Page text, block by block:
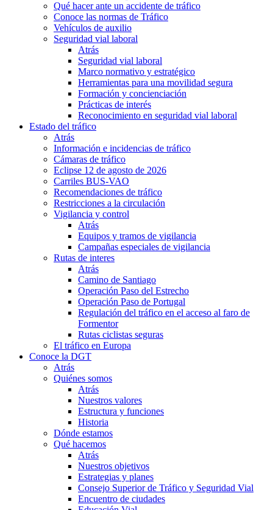
Qué hacer ante un accidente de tráfico
Conoce las normas de Tráfico
Vehículos de auxilio
Seguridad vial laboral
Atrás
Seguridad vial laboral
Marco normativo y estratégico
Herramientas para una movilidad segura
Formación y concienciación
Prácticas de interés
Reconocimiento en seguridad vial laboral
Estado del tráfico
Atrás
Información e incidencias de tráfico
Cámaras de tráfico
Eclipse 12 de agosto de 2026
Carriles BUS-VAO
Recomendaciones de tráfico
Restricciones a la circulación
Vigilancia y control
Atrás
Equipos y tramos de vigilancia
Campañas especiales de vigilancia
Rutas de interes
Atrás
Camino de Santiago
Operación Paso del Estrecho
Operación Paso de Portugal
Regulación del tráfico en el acceso al faro de
Formentor
Rutas ciclistas seguras
El tráfico en Europa
Conoce la DGT
Atrás
Quiénes somos
Atrás
Nuestros valores
Estructura y funciones
Historia
Dónde estamos
Qué hacemos
Atrás
Nuestros objetivos
Estrategias y planes
Consejo Superior de Tráfico y Seguridad Vial
Encuentro de ciudades